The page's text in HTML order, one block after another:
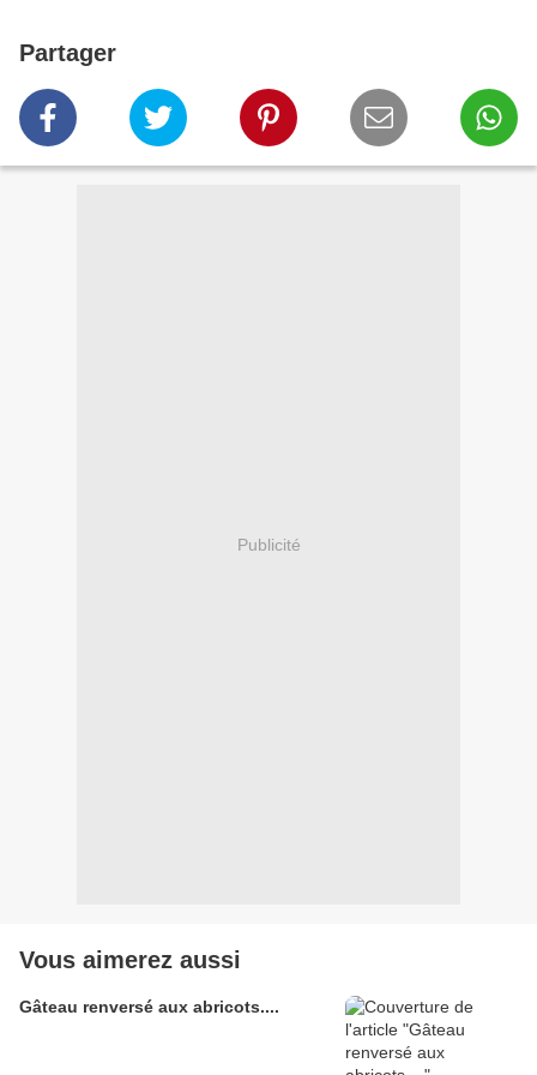
Partager
Publicité
Vous aimerez aussi
Gâteau renversé aux abricots....